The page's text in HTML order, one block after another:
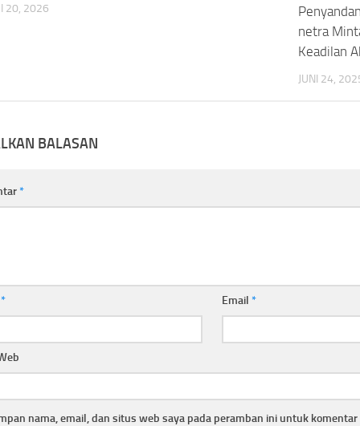
20, 2026
netra
Keadilan
JUNI 24,
BALASAN
*
* Email*
nama, email, dan situs web saya pada peramban ini untuk